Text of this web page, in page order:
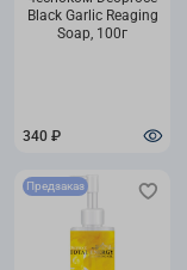
Black Garlic Reaging
Soap, 100г
340 ₽
Предзаказ